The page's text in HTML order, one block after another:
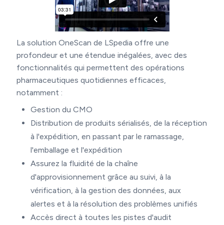
La solution OneScan de LSpedia offre une
profondeur et une étendue inégalées, avec des
fonctionnalités qui permettent des opérations
pharmaceutiques quotidiennes efficaces,
notamment :
Gestion du CMO
Distribution de produits sérialisés, de la réception
à l'expédition, en passant par le ramassage,
l'emballage et l'expédition
Assurez la fluidité de la chaîne
d'approvisionnement grâce au suivi, à la
vérification, à la gestion des données, aux
alertes et à la résolution des problèmes unifiés
Accès direct à toutes les pistes d'audit